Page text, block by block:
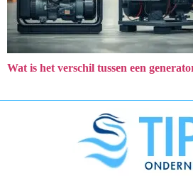
Wat is het verschil tussen een